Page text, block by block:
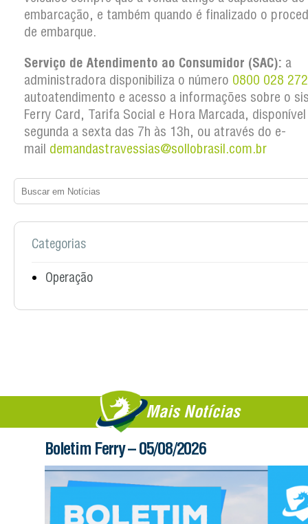
embarcação, e também quando é finalizado o
de embarque.
Serviço de Atendimento ao Consumidor (SAC): a
administradora disponibiliza o número 0800 028
autoatendimento e acesso a informações sobre o
Ferry Card, Tarifa Social e Hora Marcada,
segunda a sexta das 7h às 13h, ou através do e-
mail demandastravessias@sollobrasil.com.br
Categorias
Operação
Mais Notícias
Boletim Ferry – 05/08/2026